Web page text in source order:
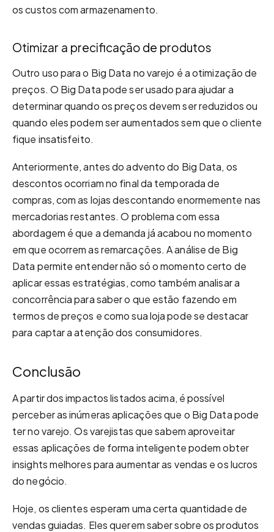
os custos com armazenamento.
Otimizar a precificação de produtos
Outro uso para o Big Data no varejo é a otimização de
preços. O Big Data pode ser usado para ajudar a
determinar quando os preços devem ser reduzidos ou
quando eles podem ser aumentados sem que o cliente
fique insatisfeito.
Anteriormente, antes do advento do Big Data, os
descontos ocorriam no final da temporada de
compras, com as lojas descontando enormemente nas
mercadorias restantes. O problema com essa
abordagem é que a demanda já acabou no momento
em que ocorrem as remarcações. A análise de Big
Data permite entender não só o momento certo de
aplicar essas estratégias, como também analisar a
concorrência para saber o que estão fazendo em
termos de preços e como sua loja pode se destacar
para captar a atenção dos consumidores.
Conclusão
A partir dos impactos listados acima, é possível
perceber as inúmeras aplicações que o Big Data pode
ter no varejo. Os varejistas que sabem aproveitar
essas aplicações de forma inteligente podem obter
insights melhores para aumentar as vendas e os lucros
do negócio.
Hoje, os clientes esperam uma certa quantidade de
vendas guiadas. Eles querem saber sobre os produtos